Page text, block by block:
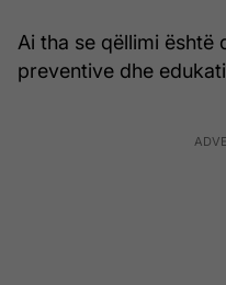
Ai tha se qëllimi është
preventive dhe